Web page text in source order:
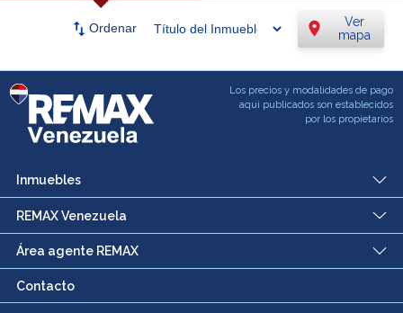
swap_vert Ordenar location_on
Ver
mapa
Los precios y modalidades de pago
aqui publicados son establecidos
por los propietarios
Inmuebles
REMAX Venezuela
Área agente REMAX
Contacto